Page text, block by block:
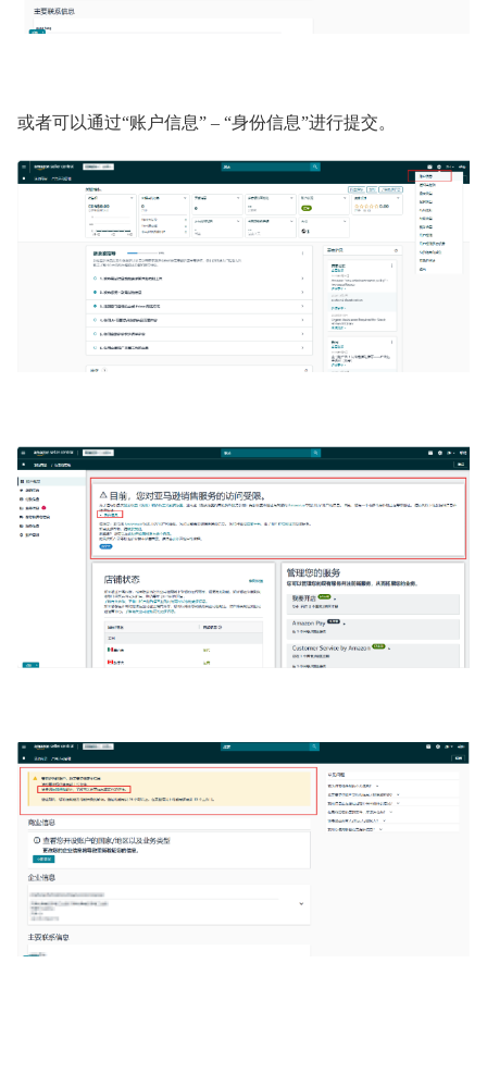
或者可以通过“账户信息” – “身份信息”进行提交。